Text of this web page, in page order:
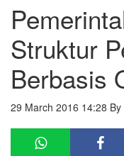
Struktur
Berbasis
29 March 2016 14:28 By